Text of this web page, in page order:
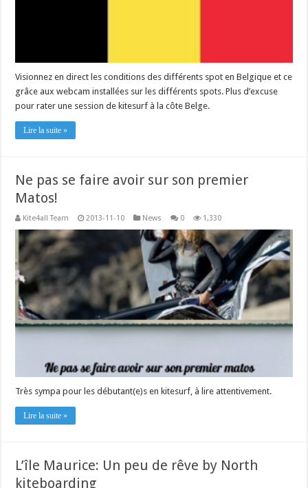
Visionnez en direct les conditions des différents spot en Belgique et ce
grâce aux webcam installées sur les différents spots. Plus d’excuse
pour rater une session de kitesurf à la côte Belge.
Lire la suite »
Ne pas se faire avoir sur son premier
Matos!
Kite4all Team 2013-11-10 News 0 1,330
Très sympa pour les débutant(e)s en kitesurf, à lire attentivement.
Lire la suite »
L’île Maurice: Un peu de rêve by North
kiteboarding